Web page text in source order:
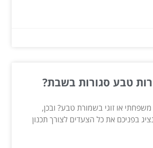
טבע סגורות בשבת?
משפחתי או זוגי בשמורת טבע? ובכן,
בפניכם את כל הצעדים לצורך תכנון